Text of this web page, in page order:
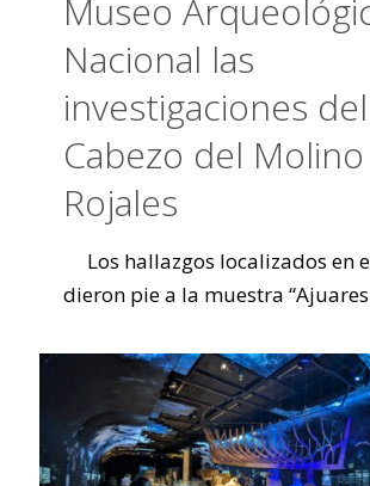
Museo
Nacional las
investigaciones del
Cabezo del
Rojales
Los hallazgos localizados en
dieron pie a la muestra